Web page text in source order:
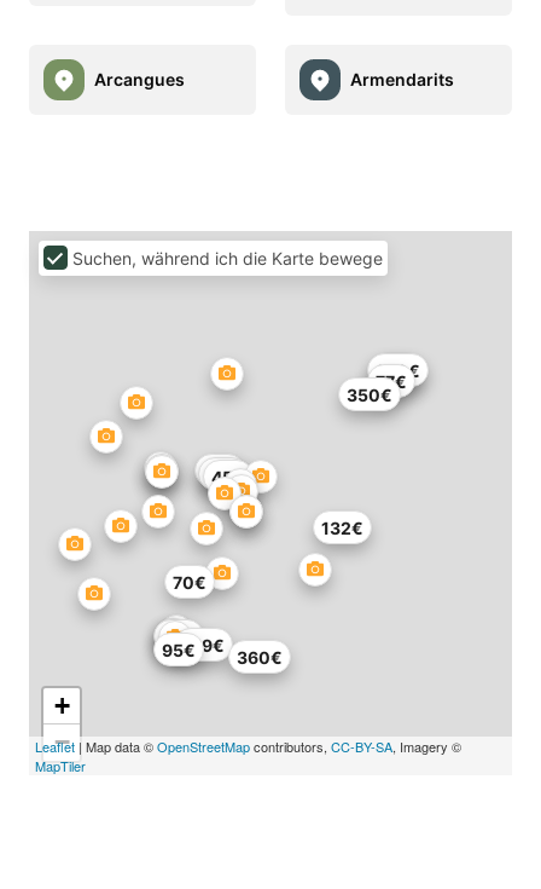
Arcangues Armendarits
69€
95€
70€
360€
159€
45€
55€
70€
132€
45€
350€
100€
77€
+
−
Leaflet | Map data ©OpenStreetMapcontributors, CC-BY-SA, Imagery ©
MapTiler
Suchen, während ich die Karte bewege